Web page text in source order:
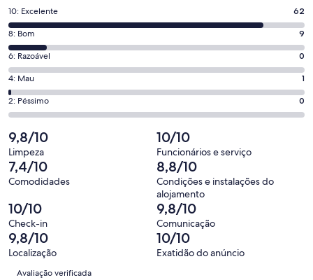
nova
janela
Pontuação
de
10,
o
que
significa
“Excelente”.
62
de
72
avaliações.
10: Excelente 62
Pontuação
de
8,
o
que
significa
9
de
72
avaliações.
8: Bom 9
Pontuação
de
6,
o
que
significa
“Razoável”.
0
de
72
avaliações.
6: Razoável 0
Pontuação
de
4,
que
significa
“Mau”.
1
72
avaliações.
4: Mau 1
Pontuação
de
2,
o
que
significa
0
de
72
avaliações.
2: Péssimo 0
9,8/10
Limpeza
10/10
Funcionários e serviço
7,4/10
Comodidades
8,8/10
Condições e instalações do
alojamento
10/10
Check-in
9,8/10
Comunicação
9,8/10
Localização
10/10
Exatidão do anúncio
Avaliações
Avaliação verificada